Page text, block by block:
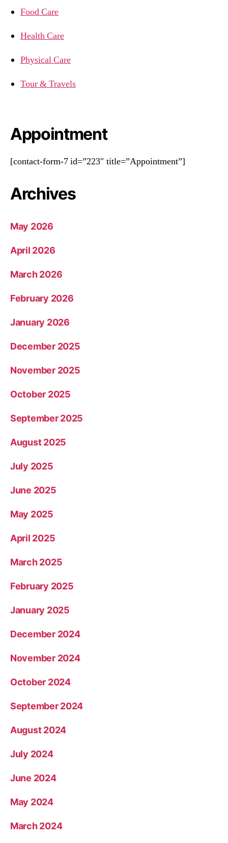
Food Care
Health Care
Physical Care
Tour & Travels
Appointment
[contact-form-7 id=”223″ title=”Appointment”]
Archives
May 2026
April 2026
March 2026
February 2026
January 2026
December 2025
November 2025
October 2025
September 2025
August 2025
July 2025
June 2025
May 2025
April 2025
March 2025
February 2025
January 2025
December 2024
November 2024
October 2024
September 2024
August 2024
July 2024
June 2024
May 2024
March 2024